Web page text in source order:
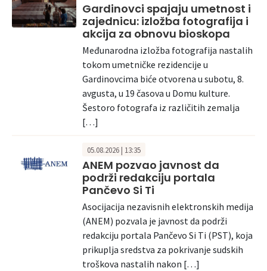
Gardinovci spajaju umetnost i
zajednicu: izložba fotografija i
akcija za obnovu bioskopa
Međunarodna izložba fotografija nastalih
tokom umetničke rezidencije u
Gardinovcima biće otvorena u subotu, 8.
avgusta, u 19 časova u Domu kulture.
Šestoro fotografa iz različitih zemalja
[…]
05.08.2026 | 13:35
ANEM pozvao javnost da
podrži redakciju portala
Pančevo Si Ti
Asocijacija nezavisnih elektronskih medija
(ANEM) pozvala je javnost da podrži
redakciju portala Pančevo Si Ti (PST), koja
prikuplja sredstva za pokrivanje sudskih
troškova nastalih nakon […]